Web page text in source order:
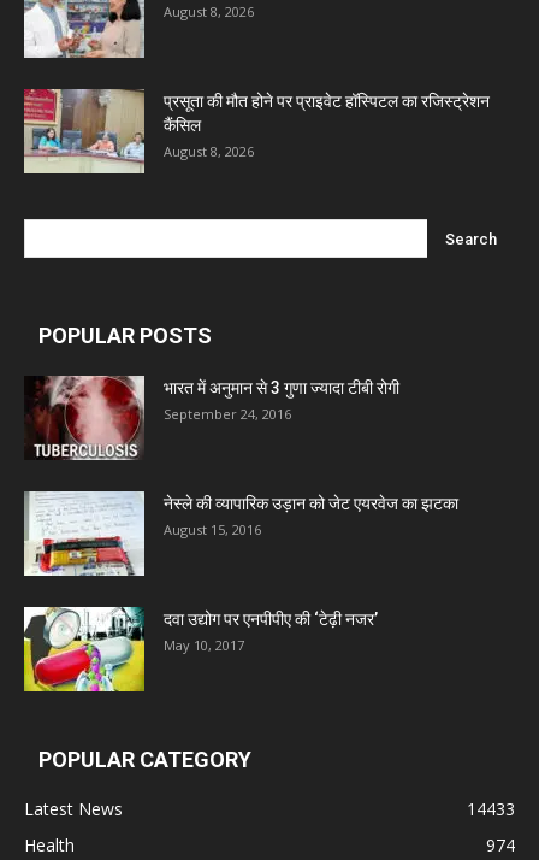
Marxx Pharma
Mcneil & Argus Pharmaceuticals Limited
Nitin Lifesciences Ltd.
Wamika Pharmaceuticals Pvt. Ltd.
Leeford Healthcare Ltd
Admac Group Companies
Zumentes Healthcare
Digital Vision
August 8, 2026
प्रसूता की मौत होने पर प्राइवेट हॉस्पिटल का रजिस्ट्रेशन
कैंसिल
August 8, 2026
POPULAR POSTS
भारत में अनुमान से 3 गुणा ज्यादा टीबी रोगी
September 24, 2016
नेस्ले की व्यापारिक उड़ान को जेट एयरवेज का झटका
August 15, 2016
दवा उद्योग पर एनपीपीए की ‘टेढ़ी नजर’
May 10, 2017
POPULAR CATEGORY
Latest News
14433
Health
974